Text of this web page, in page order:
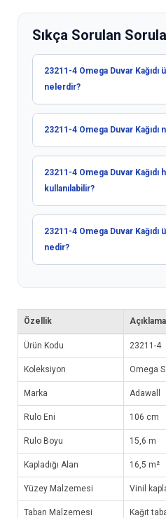
Sıkça Sorulan
23211-4 Omega Duvar
nelerdir?
23211-4 Omega Duvar Kağıdı
23211-4 Omega Duvar Kağıdı
kullanılabilir?
23211-4 Omega Duvar
nedir?
Özellik Açıklama
Ürün Kodu 23211-4
Koleksiyon Omega
Marka Adawall
Rulo Eni 106 cm
Rulo Boyu 15,6 m
Kapladığı Alan 16,5 m²
Yüzey Malzemesi Vinil
Taban Malzemesi Kağıt